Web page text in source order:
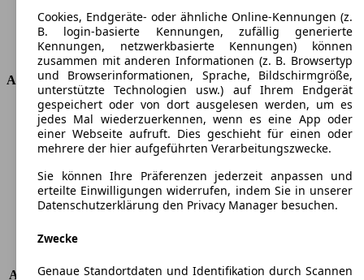
Zylinder
4
Getriebe
Automatik
Antriebsart
Allrad zuschaltbar
Abmessungen
Länge
5370 mm
Höhe
1884 mm
Breite
2015 mm
Maximalgewicht
-
Max. Zuladung
-
Sitze
Anhängelast (ungebremst) 750 kg
Cookies, Endgeräte- oder ähnliche Online-Kennungen (z.
B. login-basierte Kennungen, zufällig generierte
Kennungen, netzwerkbasierte Kennungen) können
zusammen mit anderen Informationen (z. B. Browsertyp
und Browserinformationen, Sprache, Bildschirmgröße,
unterstützte Technologien usw.) auf Ihrem Endgerät
gespeichert oder von dort ausgelesen werden, um es
jedes Mal wiederzuerkennen, wenn es eine App oder
einer Webseite aufruft. Dies geschieht für einen oder
mehrere der hier aufgeführten Verarbeitungszwecke.
Sie können Ihre Präferenzen jederzeit anpassen und
erteilte Einwilligungen widerrufen, indem Sie in unserer
Datenschutzerklärung den Privacy Manager besuchen.
Zwecke
Genaue Standortdaten und Identifikation durch Scannen